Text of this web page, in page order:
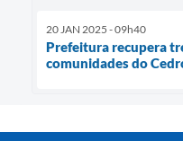
20 JAN 2025 - 09h40
Prefeitura recupera
comunidades do